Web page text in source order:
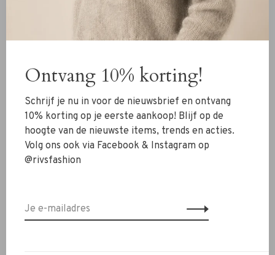
Schoenen
Sieraden
Accessoires
SALE
Contact
Ontvang 10% korting!
Schrijf je nu in voor de nieuwsbrief en ontvang
10% korting op je eerste aankoop! Blijf op de
hoogte van de nieuwste items, trends en acties.
Volg ons ook via Facebook & Instagram op
@rivsfashion